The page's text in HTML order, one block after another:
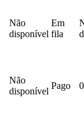
Não
disponível
Em
fila
Não
disponível
Pago